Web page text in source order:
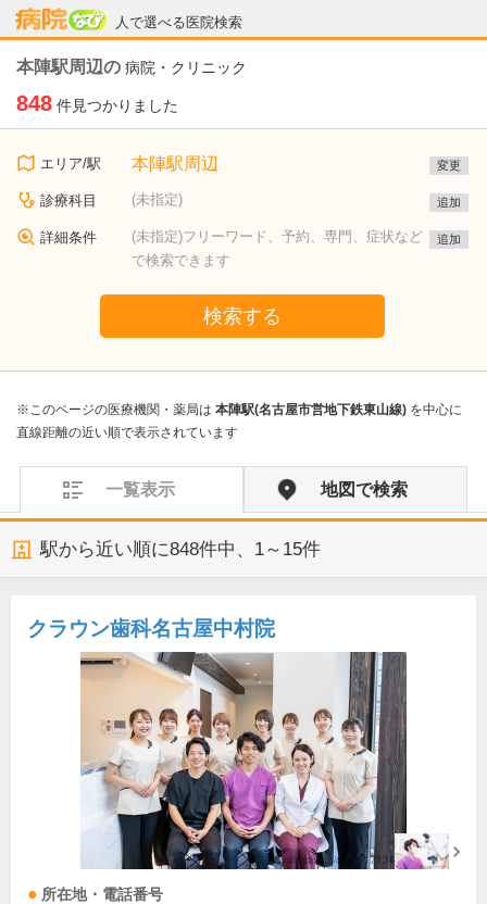
人で選べる医院検索
病院なび
本陣駅周辺の 病院・クリニック
848 件見つかりました
エリア/駅 本陣駅周辺 変更
診療科目 (未指定) 追加
詳細条件
(未指定)フリーワード、予約、専門、症状など
で検索できます
追加
検索する
※このページの医療機関・薬局は 本陣駅(名古屋市営地下鉄東山線) を中心に
直線距離の近い順で表示されています
一覧表示 地図で検索
駅から近い順に848件中、 1～15件
クラウン歯科名古屋中村院
所在地・電話番号